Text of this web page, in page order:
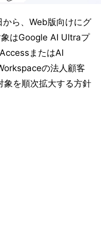
ら、Web版向けにグ
はGoogle AI Ultraプ
またはAI
の法人顧客
象を順次拡大する方針